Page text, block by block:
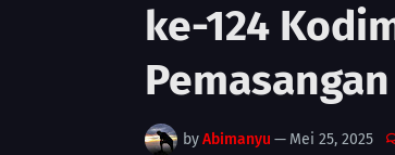
ke-124
byAbimanyu — Mei 25, 2025